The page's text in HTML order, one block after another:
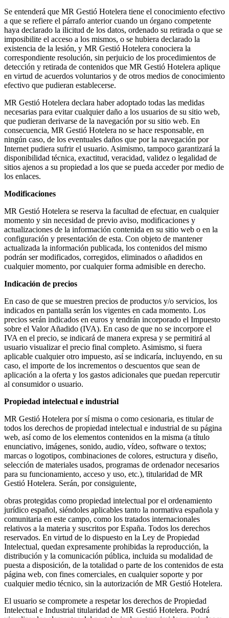
Se entenderá que MR Gestió Hotelera tiene el conocimiento efectivo
a que se refiere el párrafo anterior cuando un órgano competente
haya declarado la ilicitud de los datos, ordenado su retirada o que se
imposibilite el acceso a los mismos, o se hubiera declarado la
existencia de la lesión, y MR Gestió Hotelera conociera la
correspondiente resolución, sin perjuicio de los procedimientos de
detección y retirada de contenidos que MR Gestió Hotelera aplique
en virtud de acuerdos voluntarios y de otros medios de conocimiento
efectivo que pudieran establecerse.
MR Gestió Hotelera declara haber adoptado todas las medidas
necesarias para evitar cualquier daño a los usuarios de su sitio web,
que pudieran derivarse de la navegación por su sitio web. En
consecuencia, MR Gestió Hotelera no se hace responsable, en
ningún caso, de los eventuales daños que por la navegación por
Internet pudiera sufrir el usuario. Asimismo, tampoco garantizará la
disponibilidad técnica, exactitud, veracidad, validez o legalidad de
sitios ajenos a su propiedad a los que se pueda acceder por medio de
los enlaces.
Modificaciones
MR Gestió Hotelera se reserva la facultad de efectuar, en cualquier
momento y sin necesidad de previo aviso, modificaciones y
actualizaciones de la información contenida en su sitio web o en la
configuración y presentación de esta. Con objeto de mantener
actualizada la información publicada, los contenidos del mismo
podrán ser modificados, corregidos, eliminados o añadidos en
cualquier momento, por cualquier forma admisible en derecho.
Indicación de precios
En caso de que se muestren precios de productos y/o servicios, los
indicados en pantalla serán los vigentes en cada momento. Los
precios serán indicados en euros y tendrán incorporado el Impuesto
sobre el Valor Añadido (IVA). En caso de que no se incorpore el
IVA en el precio, se indicará de manera expresa y se permitirá al
usuario visualizar el precio final completo. Asimismo, si fuera
aplicable cualquier otro impuesto, así se indicaría, incluyendo, en su
caso, el importe de los incrementos o descuentos que sean de
aplicación a la oferta y los gastos adicionales que puedan repercutir
al consumidor o usuario.
Propiedad intelectual e industrial
MR Gestió Hotelera por sí misma o como cesionaria, es titular de
todos los derechos de propiedad intelectual e industrial de su página
web, así como de los elementos contenidos en la misma (a título
enunciativo, imágenes, sonido, audio, vídeo, software o textos;
marcas o logotipos, combinaciones de colores, estructura y diseño,
selección de materiales usados, programas de ordenador necesarios
para su funcionamiento, acceso y uso, etc.), titularidad de MR
Gestió Hotelera. Serán, por consiguiente,
obras protegidas como propiedad intelectual por el ordenamiento
jurídico español, siéndoles aplicables tanto la normativa española y
comunitaria en este campo, como los tratados internacionales
relativos a la materia y suscritos por España. Todos los derechos
reservados. En virtud de lo dispuesto en la Ley de Propiedad
Intelectual, quedan expresamente prohibidas la reproducción, la
distribución y la comunicación pública, incluida su modalidad de
puesta a disposición, de la totalidad o parte de los contenidos de esta
página web, con fines comerciales, en cualquier soporte y por
cualquier medio técnico, sin la autorización de MR Gestió Hotelera.
El usuario se compromete a respetar los derechos de Propiedad
Intelectual e Industrial titularidad de MR Gestió Hotelera. Podrá